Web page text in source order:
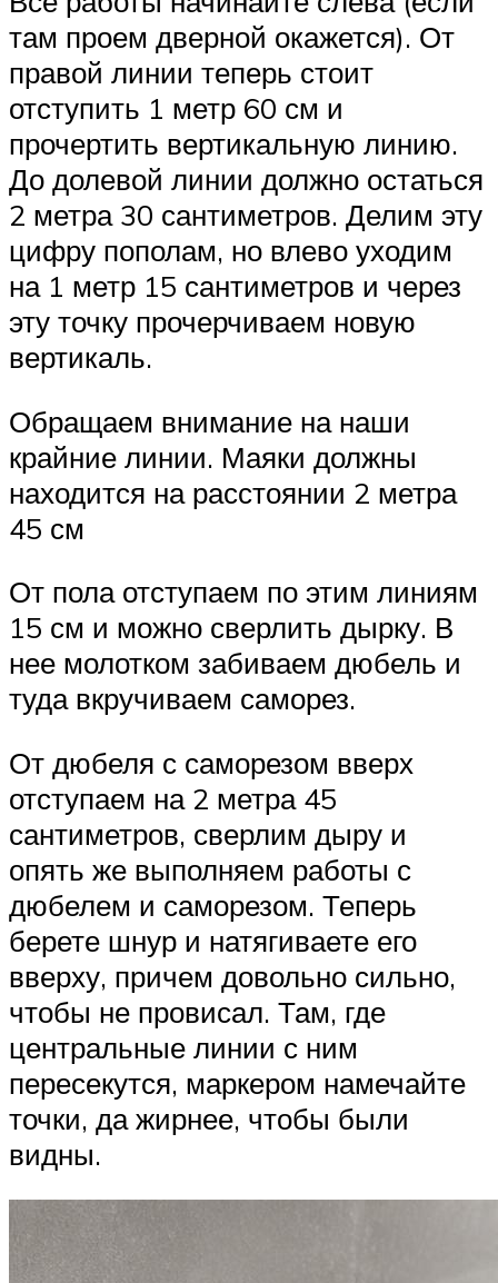
там проем дверной окажется). От
правой линии теперь стоит
отступить 1 метр 60 см и
прочертить вертикальную линию.
До долевой линии должно остаться
2 метра 30 сантиметров. Делим эту
цифру пополам, но влево уходим
на 1 метр 15 сантиметров и через
эту точку прочерчиваем новую
вертикаль.
Обращаем внимание на наши
крайние линии. Маяки должны
находится на расстоянии 2 метра
45 см
От пола отступаем по этим линиям
15 см и можно сверлить дырку. В
нее молотком забиваем дюбель и
туда вкручиваем саморез.
От дюбеля с саморезом вверх
отступаем на 2 метра 45
сантиметров, сверлим дыру и
опять же выполняем работы с
дюбелем и саморезом. Теперь
берете шнур и натягиваете его
вверху, причем довольно сильно,
чтобы не провисал. Там, где
центральные линии с ним
пересекутся, маркером намечайте
точки, да жирнее, чтобы были
видны.